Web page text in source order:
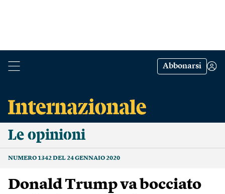
Abbonarsi
Le opinioni
NUMERO 1342 DEL 24 GENNAIO 2020
Donald Trump va bocciato